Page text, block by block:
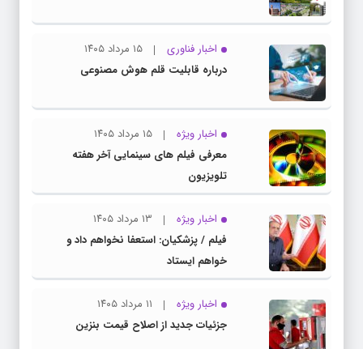
اخبار فناوری
۱۵ مرداد ۱۴۰۵
درباره قابلیت قلم هوش مصنوعی
اخبار ویژه
۱۵ مرداد ۱۴۰۵
معرفی فیلم های سینمایی آخر هفته
تلویزیون
اخبار ویژه
۱۳ مرداد ۱۴۰۵
فیلم / پزشکیان: استعفا نخواهم داد و
خواهم ایستاد
اخبار ویژه
۱۱ مرداد ۱۴۰۵
جزئیات جدید از اصلاح قیمت بنزین